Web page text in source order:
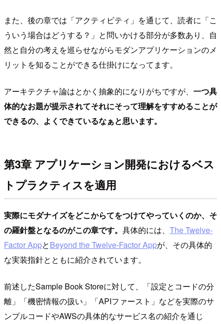
また、後の章では「アクティビティ」を通じて、読者に「こ
ういう場合はどうする？」と問いかける部分が多数あり、自
然と自分の考えを巡らせながらモダンアプリケーションのメ
リットを知ることができる仕掛けになってます。
アーキテクチャ論はとかく抽象的になりがちですが、 一つ具
体的なお題が提示されてそれにそって理解をすすめることが
できるの、よくできているなぁと思います。
第3章 アプリケーション開発におけるベス
トプラクティスを適用
実際にモダナイズをどこからてをつけてやっていくのか、そ
の羅針盤となるのがこの章です。 具体的には、 The Twelve-
Factor AppとBeyond the Twelve-Factor Appが、その具体的
な実装指針とともに紹介されています。
前述したSample Book Storeに対して、「設定とコードの分
離」「機密情報の扱い」「APIファースト」などを実際のサ
ンプルコードやAWSの具体的なサービス名の紹介を通じ